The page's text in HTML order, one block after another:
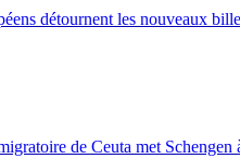
détournent les nouveaux
de Ceuta met Schengen